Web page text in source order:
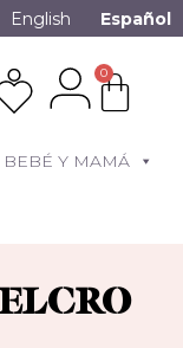
English Español
0
BEBÉ Y MAMÁ